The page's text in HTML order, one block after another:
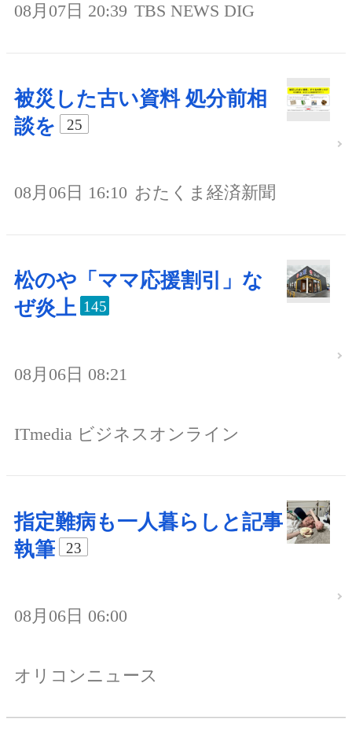
08月07日 20:39 TBS NEWS DIG
被災した古い資料 処分前相
談を
25
08月06日 16:10 おたくま経済新聞
松のや「ママ応援割引」な
ぜ炎上 145
08月06日 08:21
ITmedia ビジネスオンライン
指定難病も一人暮らしと記事
執筆
23
08月06日 06:00
オリコンニュース